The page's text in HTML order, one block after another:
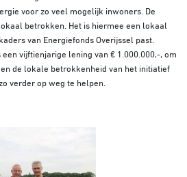
voor zo veel mogelijk inwoners. De
betrokken. Het is hiermee een lokaal
van Energiefonds Overijssel past.
vijftienjarige lening van € 1.000.000,-, om
de lokale betrokkenheid van het initiatief
verder op weg te helpen.